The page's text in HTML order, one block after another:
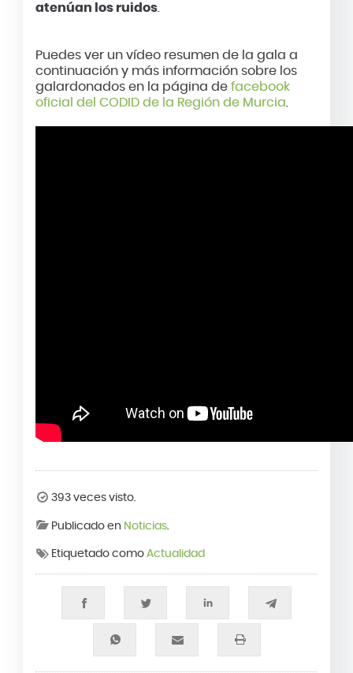
atenúan los ruidos.
Puedes ver un vídeo resumen de la gala a
continuación y más información sobre los
galardonados en la página de facebook
oficial del CODID de la Región de Murcia
393 veces visto.
Publicado en Noticias.
Etiquetado como Actualidad